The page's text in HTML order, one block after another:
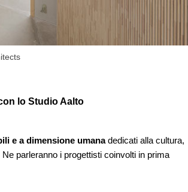
lo Studio Aalto
e a dimensione umanadedicati alla cultura,
parleranno i progettisti coinvolti in prima